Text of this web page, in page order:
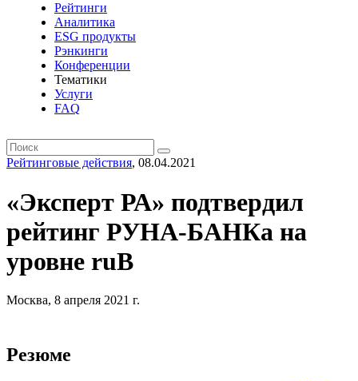
Рейтинги
Аналитика
ESG продукты
Рэнкинги
Конференции
Тематики
Услуги
FAQ
Рейтинговые действия, 08.04.2021
«Эксперт РА» подтвердил
рейтинг РУНА-БАНКа на
уровне ruB
Москва, 8 апреля 2021 г.
Резюме